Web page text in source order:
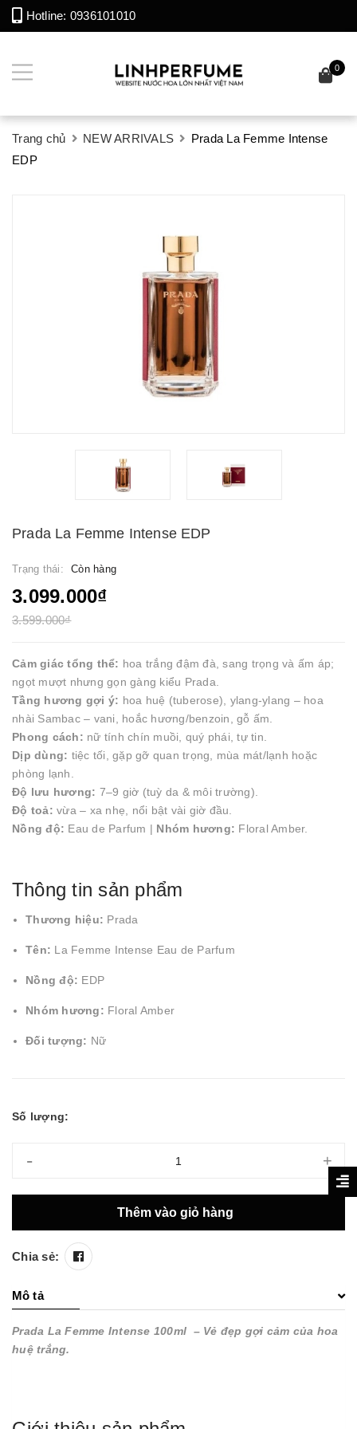
Hotline: 0936101010
0
Trang chủ NEW ARRIVALS
Prada La Femme Intense
EDP
Prada La Femme Intense EDP
Trạng thái: Còn hàng
3.099.000₫
3.599.000₫
Cảm giác tổng thể: hoa trắng đậm đà, sang trọng và ấm áp;
ngọt mượt nhưng gọn gàng kiểu Prada.
Tầng hương gợi ý: hoa huệ (tuberose), ylang-ylang – hoa
nhài Sambac – vani, hoắc hương/benzoin, gỗ ấm.
Phong cách: nữ tính chín muồi, quý phái, tự tin.
Dịp dùng: tiệc tối, gặp gỡ quan trọng, mùa mát/lạnh hoặc
phòng lạnh.
Độ lưu hương: 7–9 giờ (tuỳ da & môi trường).
Độ toả: vừa – xa nhẹ, nổi bật vài giờ đầu.
Nồng độ: Eau de Parfum | Nhóm hương: Floral Amber.
Thông tin sản phẩm
Thương hiệu: Prada
Tên: La Femme Intense Eau de Parfum
Nồng độ: EDP
Nhóm hương: Floral Amber
Đối tượng: Nữ
Số lượng:
- +
Thêm vào giỏ hàng
Chia sẻ:
Mô tả
Prada La Femme Intense 100ml – Vẻ đẹp gợi cảm của hoa
huệ trắng.